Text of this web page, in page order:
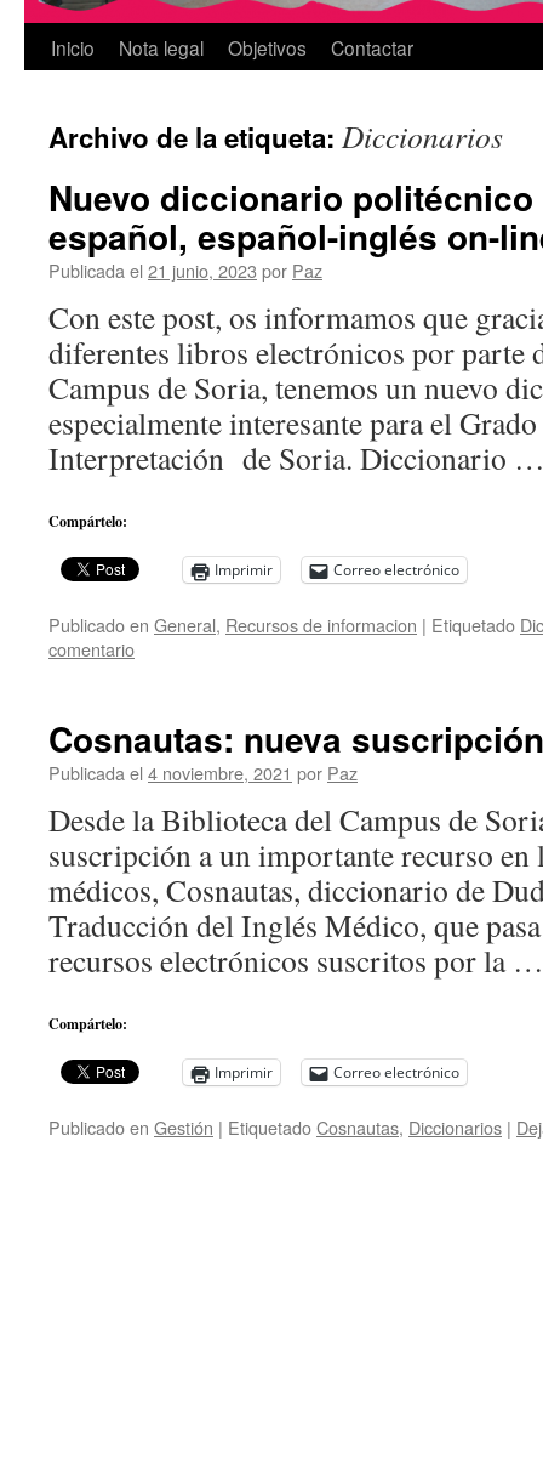
Inicio Nota legal Objetivos Contactar
Archivo de la etiqueta: Diccionarios
Nuevo diccionario
español, español-inglés on-
Publicada el 21 junio, 2023 por Paz
Con este post, os informamos que
diferentes libros electrónicos por parte
Campus de Soria, tenemos un nuevo
especialmente interesante para el
Interpretación de Soria. Diccionario
Compártelo:
Imprimir Correo electrónico
Publicado en General, Recursos de informacion | Etiquetado
comentario
Cosnautas: nueva suscripción
Publicada el 4 noviembre, 2021 por Paz
Desde la Biblioteca del Campus de
suscripción a un importante recurso en
médicos, Cosnautas, diccionario de
Traducción del Inglés Médico, que
recursos electrónicos suscritos por la
Compártelo:
Imprimir Correo electrónico
Publicado en Gestión | EtiquetadoCosnautas, Diccionarios |